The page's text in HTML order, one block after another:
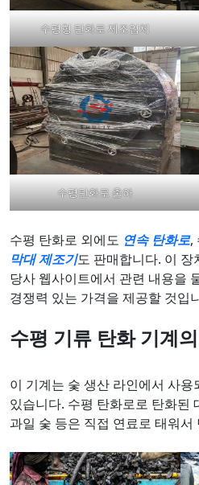
수평형 탄화로 제조업체
수평탄화로 출하
수평 탄화로 외에도 연속 탄화로,
막대 제조기도 판매합니다. 이 장
당사 웹사이트에서 관련 내용을
경쟁력 있는 가격을 제공할 것입
수평 기류 탄화 기계
이 기계는 숯 생산 라인에서 사
있습니다. 수평 탄화로로 탄화된
과일 숯 등은 직접 연료로 태워서